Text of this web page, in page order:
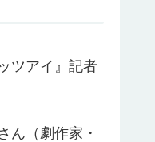
ツアイ』記者
ん（劇作家・